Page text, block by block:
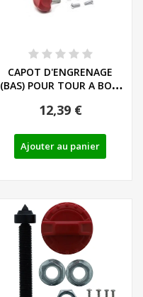
CAPOT D'ENGRENAGE
(BAS) POUR TOUR A BOIS
12,39 €
Ajouter au panier